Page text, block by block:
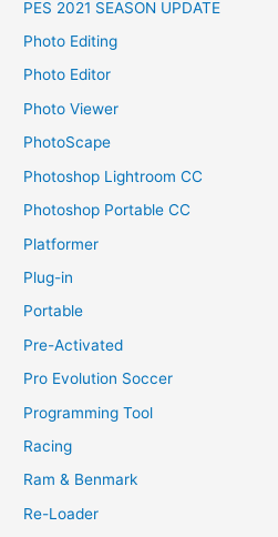
PES 2021 SEASON UPDATE
Photo Editing
Photo Editor
Photo Viewer
PhotoScape
Photoshop Lightroom CC
Photoshop Portable CC
Platformer
Plug-in
Portable
Pre-Activated
Pro Evolution Soccer
Programming Tool
Racing
Ram & Benmark
Re-Loader